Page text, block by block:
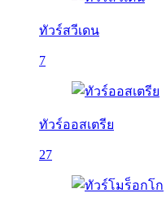
ทัวร์สวีเดน
7
ทัวร์ออสเตรีย
27